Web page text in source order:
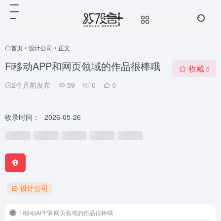
首页 • 设计公司 • 正文
Fi移动APP和网页领域的作品很棒哦
2个月前发布 59 0 0
收藏 0
收录时间： 2026-05-26
设计公司
Fi移动APP和网页领域的作品很棒哦